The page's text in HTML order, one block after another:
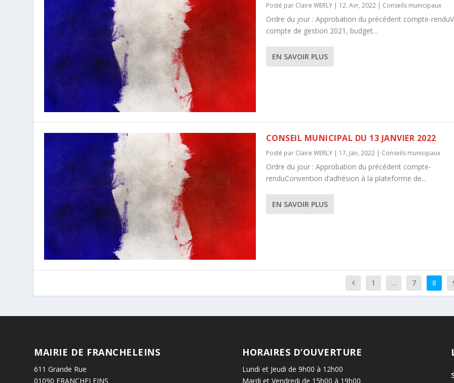
Posté par Claire WERLY| 12, Avr, 2022| Conseils municipaux
Ordre du jour : Approbation du précédent compte-
compte de gestion 2021, budget...
EN SAVOIR PLUS
CONSEIL MUNICIPAL DU 13 JANVIER 2022
Posté par Claire WERLY| 17, Jan, 2022| Conseils municipaux
Ordre du jour : Approbation du précédent compte-
renduConvention d’adhésion à la plateforme de...
EN SAVOIR PLUS
1 … 7 8
MAIRIE DE FRANCHELEINS
611 Grande Rue
01090 FRANCHELEINS
HORAIRES D’OUVERTURE
Lundi et Jeudi de 9h00 à 12h00
Mardi et Vendredi de 15h00 à 19h00